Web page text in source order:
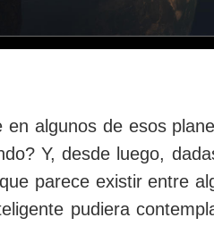
en algunos de esos
Y, desde luego,
parece existir entre
pudiera